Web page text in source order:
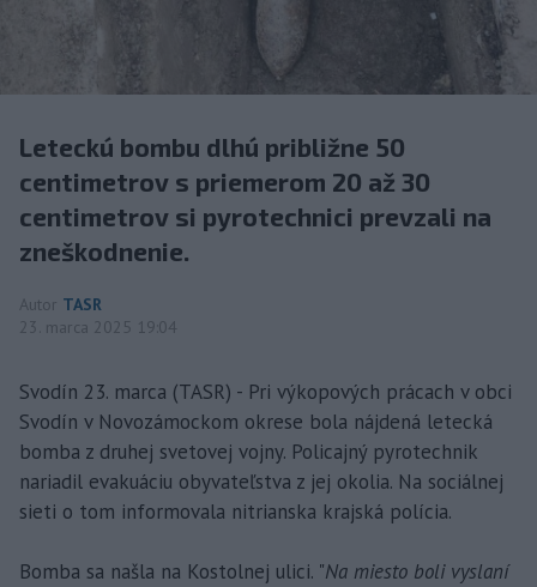
Leteckú bombu dlhú približne 50
centimetrov s priemerom 20 až 30
centimetrov si pyrotechnici prevzali na
zneškodnenie.
Autor TASR
23. marca 2025 19:04
Svodín 23. marca (TASR) - Pri výkopových prácach v obci
Svodín v Novozámockom okrese bola nájdená letecká
bomba z druhej svetovej vojny. Policajný pyrotechnik
nariadil evakuáciu obyvateľstva z jej okolia. Na sociálnej
sieti o tom informovala nitrianska krajská polícia.
Bomba sa našla na Kostolnej ulici. "Na miesto boli vyslaní